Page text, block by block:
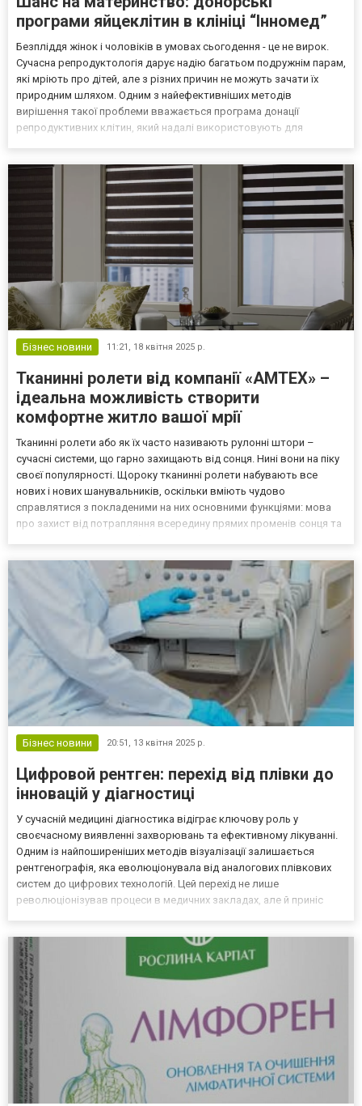
програми яйцеклітин в клініці “Інномед”
Безпліддя жінок і чоловіків в умовах сьогодення - це не вирок.
Сучасна репродуктологія дарує надію багатьом подружнім парам,
які мріють про дітей, але з різних причин не можуть зачати їх
природним шляхом. Одним з найефективніших методів
вирішення такої проблеми вважається програма донації
репродуктивних клітин, який надалі використовують для
Бізнес новини 11:21, 18 квітня 2025 р.
Тканинні ролети від компанії «АМТЕХ» –
ідеальна можливість створити
комфортне житло вашої мрії
Тканинні ролети або як їх часто називають рулонні штори –
сучасні системи, що гарно захищають від сонця. Нині вони на піку
своєї популярності. Щороку тканинні ролети набувають все
нових і нових шанувальників, оскільки вміють чудово
справлятися з покладеними на них основними функціями: мова
про захист від потрапляння всередину прямих променів сонця та
Бізнес новини 20:51, 13 квітня 2025 р.
Цифровой рентген: перехід від плівки до
інновацій у діагностиці
У сучасній медицині діагностика відіграє ключову роль у
своєчасному виявленні захворювань та ефективному лікуванні.
Одним із найпоширеніших методів візуалізації залишається
рентгенографія, яка еволюціонувала від аналогових плівкових
систем до цифрових технологій. Цей перехід не лише
революціонізував процеси в медичних закладах, але й приніс